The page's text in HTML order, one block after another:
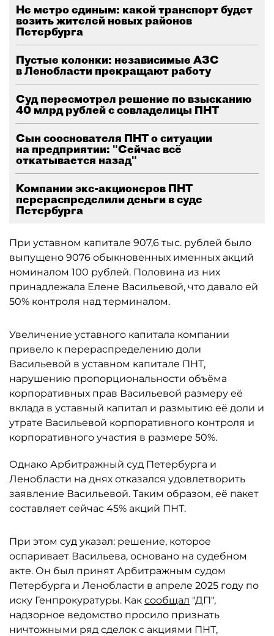
Не метро единым: какой транспорт будет
возить жителей новых районов
Петербурга
Пустые колонки: независимые АЗС
в Ленобласти прекращают работу
Суд пересмотрел решение по взысканию
40 млрд рублей с совладелицы ПНТ
Сын сооснователя ПНТ о ситуации
на предприятии: "Сейчас всё
откатывается назад"
Компании экс-акционеров ПНТ
перераспределили деньги в суде
Петербурга
При уставном капитале 907,6 тыс. рублей было
выпущено 9076 обыкновенных именных акций
номиналом 100 рублей. Половина из них
принадлежала Елене Васильевой, что давало ей
50% контроля над терминалом.
Увеличение уставного капитала компании
привело к перераспределению доли
Васильевой в уставном капитале ПНТ,
нарушению пропорциональности объёма
корпоративных прав Васильевой размеру её
вклада в уставный капитал и размытию её доли и
утрате Васильевой корпоративного контроля и
корпоративного участия в размере 50%.
Однако Арбитражный суд Петербурга и
Ленобласти на днях отказался удовлетворить
заявление Васильевой. Таким образом, её пакет
составляет сейчас 45% акций ПНТ.
При этом суд указал: решение, которое
оспаривает Васильева, основано на судебном
акте. Он был принят Арбитражным судом
Петербурга и Ленобласти в апреле 2025 году по
иску Генпрокуратуры. Как сообщал "ДП",
надзорное ведомство просило признать
ничтожными ряд сделок с акциями ПНТ,